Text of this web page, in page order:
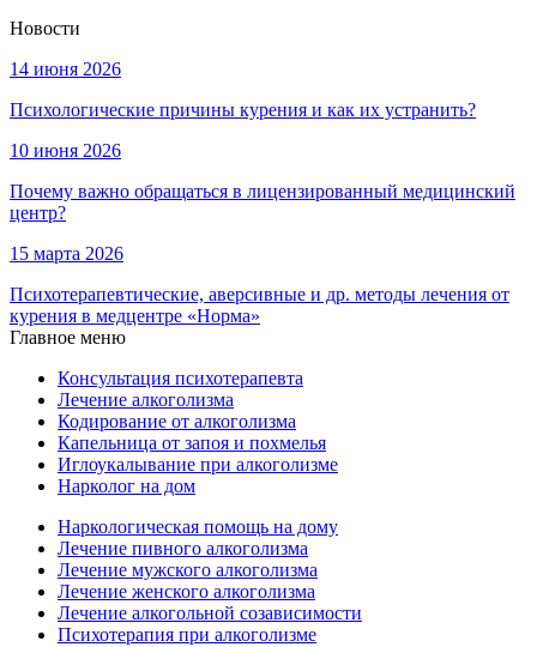
Новости
14 июня 2026
Психологические причины курения и как их устранить?
10 июня 2026
Почему важно обращаться в лицензированный медицинский
центр?
15 марта 2026
Психотерапевтические, аверсивные и др. методы лечения от
курения в медцентре «Норма»
Главное меню
Консультация психотерапевта
Лечение алкоголизма
Кодирование от алкоголизма
Капельница от запоя и похмелья
Иглоукалывание при алкоголизме
Нарколог на дом
Наркологическая помощь на дому
Лечение пивного алкоголизма
Лечение мужского алкоголизма
Лечение женского алкоголизма
Лечение алкогольной созависимости
Психотерапия при алкоголизме